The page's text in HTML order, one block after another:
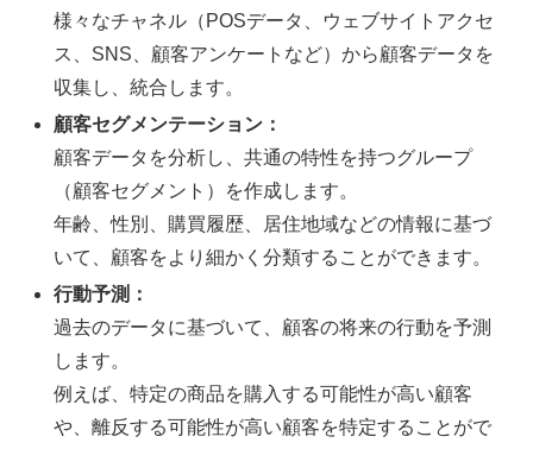
様々なチャネル（POSデータ、ウェブサイトアクセ
ス、SNS、顧客アンケートなど）から顧客データを
収集し、統合します。
顧客セグメンテーション：
顧客データを分析し、共通の特性を持つグループ
（顧客セグメント）を作成します。
年齢、性別、購買履歴、居住地域などの情報に基づ
いて、顧客をより細かく分類することができます。
行動予測：
過去のデータに基づいて、顧客の将来の行動を予測
します。
例えば、特定の商品を購入する可能性が高い顧客
や、離反する可能性が高い顧客を特定することがで